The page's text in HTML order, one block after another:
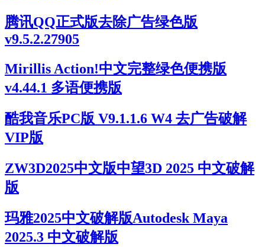
腾讯QQ正式版去除广告绿色版
v9.5.2.27905
Mirillis Action!中文完整绿色便携版
v4.44.1 多语便携版
酷我音乐PC版 V9.1.1.6 W4 去广告破解
VIP版
ZW3D2025中文版中望3D 2025 中文破解
版
玛雅2025中文破解版Autodesk Maya
2025.3 中文破解版